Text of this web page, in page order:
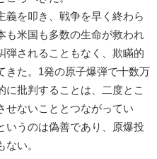
を叩き、戦争を早く終わら
も米国も多数の生命が救われ
弾されることもなく、欺瞞的
きた。1発の原子爆弾で十数万
に批判することは、二度とこ
せないこととつながってい
いうのは偽善であり、原爆投
い。